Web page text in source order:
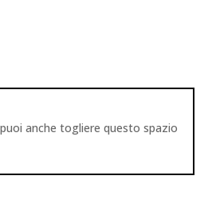
anche togliere questo spazio